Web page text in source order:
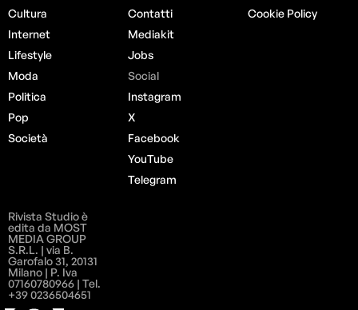
Cultura
Internet
Lifestyle
Moda
Politica
Pop
Società
Contatti
Mediakit
Jobs
Social
Instagram
X
Facebook
YouTube
Telegram
Cookie Policy
Rivista Studio è
edita da MOST
MEDIA GROUP
S.R.L. | via B.
Garofalo 31, 20131
Milano | P. Iva
07160780966 | Tel.
+39 0236504651